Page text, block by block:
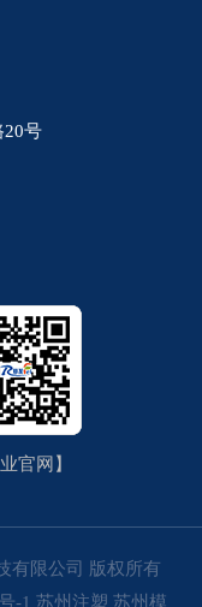
20号
官网】
有限公司 版权所有
-1 苏州注塑 苏州模